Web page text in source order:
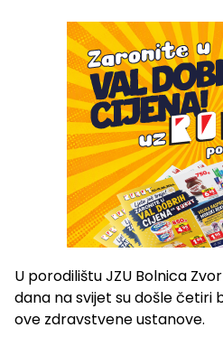
U porodilištu JZU Bolnica
dana na svijet su došle četiri
ove zdravstvene ustanove.